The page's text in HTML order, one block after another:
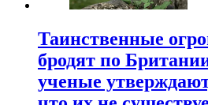
Таинственные
бродят по
ученые